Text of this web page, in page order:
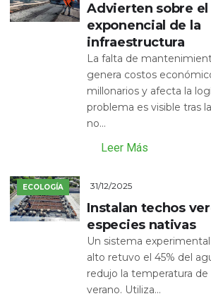
Advierten sobre
exponencial de la
infraestructura
La falta de
genera costos
millonarios y afecta la
problema es visible tras
no...
Leer Más
ECOLOGÍA 31/12/2025
Instalan techos
especies nativas
Un sistema
alto retuvo el 45% del
redujo la temperatura de
verano. Utiliza...